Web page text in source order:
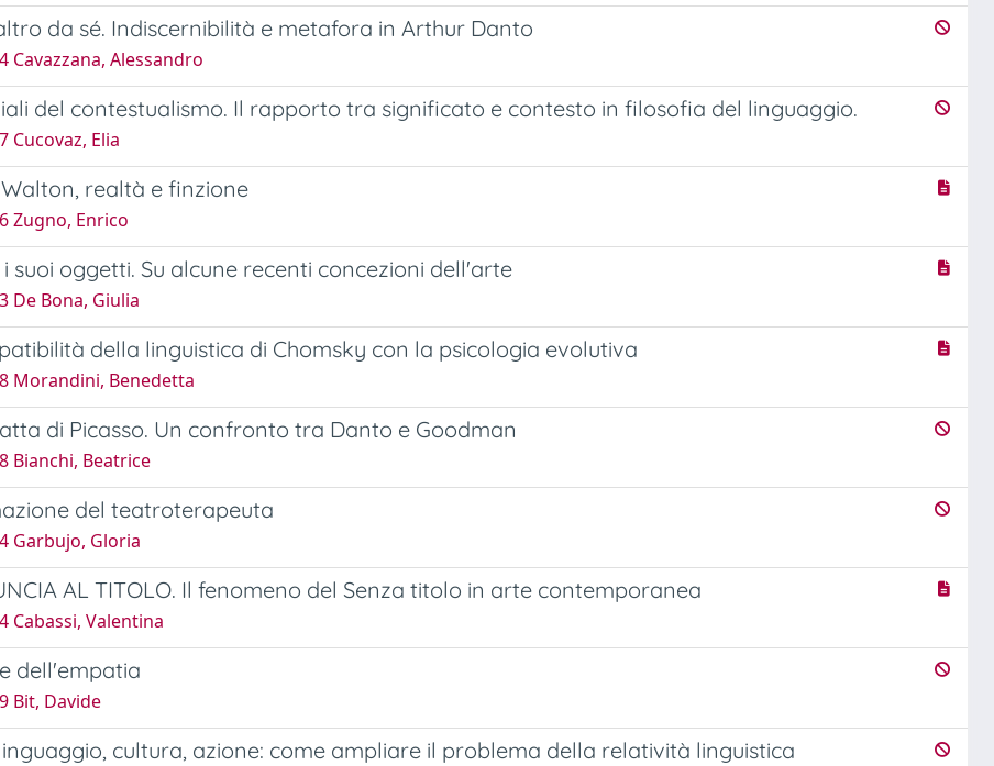
da sé. Indiscernibilità e metafora in Arthur Danto
Cavazzana, Alessandro
del contestualismo. Il rapporto tra significato e contesto in filosofia del linguaggio.
Cucovaz, Elia
realtà e finzione
Zugno, Enrico
suoi oggetti. Su alcune recenti concezioni dell'arte
De Bona, Giulia
della linguistica di Chomsky con la psicologia evolutiva
Morandini, Benedetta
di Picasso. Un confronto tra Danto e Goodman
Bianchi, Beatrice
del teatroterapeuta
Garbujo, Gloria
AL TITOLO. Il fenomeno del Senza titolo in arte contemporanea
Cabassi, Valentina
dell'empatia
Bit, Davide
cultura, azione: come ampliare il problema della relatività linguistica